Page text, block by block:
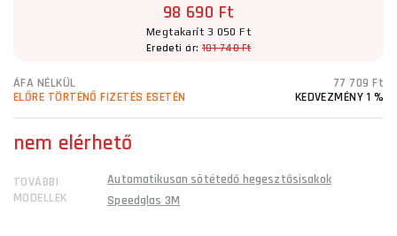
98 690 Ft
Megtakarít 3 050 Ft
Eredeti ár: 101 740 Ft
ÁFA NÉLKÜL
77 709 Ft
ELŐRE TÖRTÉNŐ FIZETÉS ESETÉN
KEDVEZMÉNY 1 %
nem elérhető
TOVÁBBI
MODELLEK
Automatikusan sötétedő hegesztősisakok
Speedglas 3M